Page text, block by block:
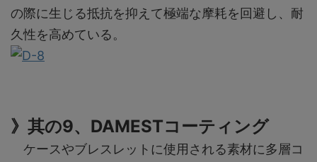
の際に生じる抵抗を抑えて極端な摩耗を回避し、耐
久性を高めている。
》其の9、DAMESTコーティング
ケースやブレスレットに使用される素材に多層コ